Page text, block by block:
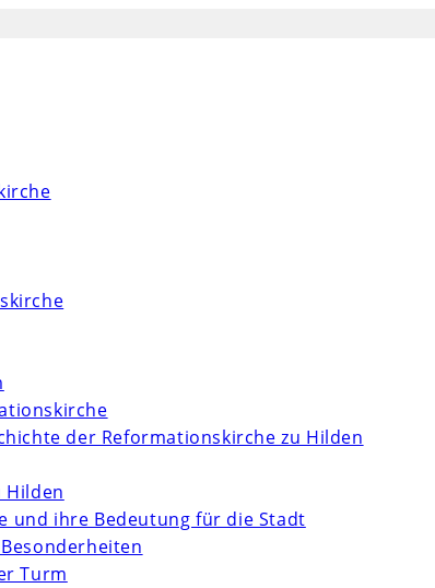
der Reformationskirche zu Hilden
Hilden
und ihre Bedeutung für die Stadt
Turm